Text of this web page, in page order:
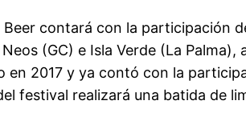
contará con la participación
(GC) e Isla Verde (La
en 2017 y ya contó con la
festival realizará una batida de